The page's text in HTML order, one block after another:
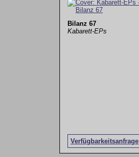
Bilanz 67
Kabarett-EPs
Verfügbarkeitsanfrage